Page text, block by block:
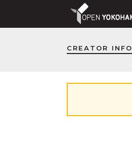
CREATOR INFO